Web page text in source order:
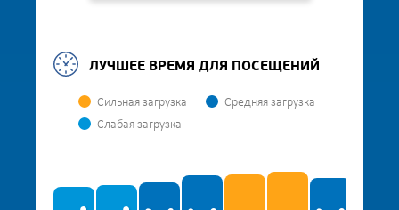
ЛУЧШЕЕ ВРЕМЯ ДЛЯ ПОСЕЩЕНИЙ
Сильная загрузка
Средняя загрузка
Слабая загрузка